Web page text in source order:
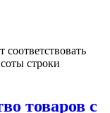
соответствовать
строки
товаров с